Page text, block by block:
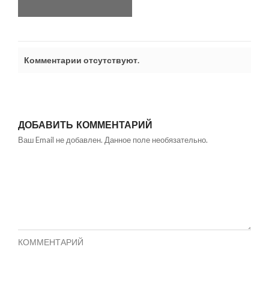
Комментарии отсутствуют.
ДОБАВИТЬ КОММЕНТАРИЙ
Ваш Email не добавлен. Данное поле необязательно.
КОММЕНТАРИЙ